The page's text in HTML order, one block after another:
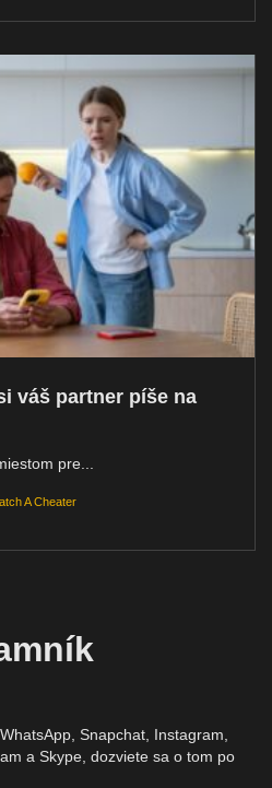
váš partner píše na
pre...
A Cheater
Snapchat, Instagram,
a Skype, dozviete sa o tom po